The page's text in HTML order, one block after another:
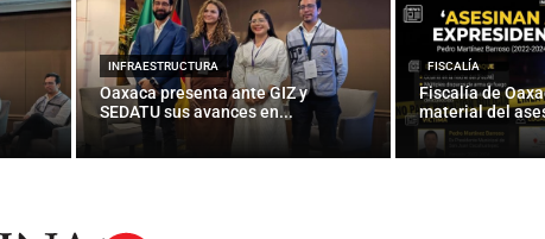
INFRAESTRUCTURA
Oaxaca presenta ante GIZ y
SEDATU sus avances en...
FISCALÍA
Fiscalía de
material del
LA COYUNTURA | ¡Ya
Por